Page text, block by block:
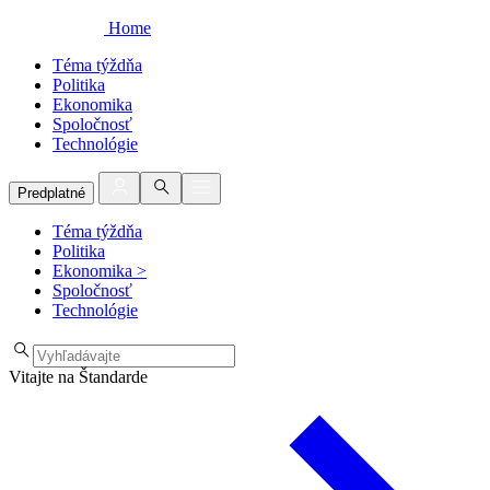
Home
Téma týždňa
Politika
Ekonomika
Spoločnosť
Technológie
Predplatné
Téma týždňa
Politika
Ekonomika >
Spoločnosť
Technológie
Vitajte na Štandarde